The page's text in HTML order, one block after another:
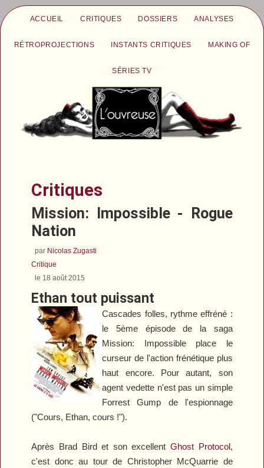
ACCUEIL CRITIQUES DOSSIERS ANALYSES
RÉTROPROJECTIONS INSTANTS CRITIQUES MAKING OF
SÉRIES TV
Critiques
Mission: Impossible - Rogue
Nation
par Nicolas Zugasti
Critique
le 18 août 2015
Ethan tout puissant
Cascades folles, rythme effréné :
le 5ème épisode de la saga
Mission: Impossibleplace le
curseur de l'action frénétique plus
haut encore. Pour autant, son
agent vedette n'est pas un simple
Forrest Gump de l'espionnage
("Cours, Ethan, cours !").
Après Brad Bird et son excellentGhost Protocol,
c'est donc au tour de Christopher McQuarrie de